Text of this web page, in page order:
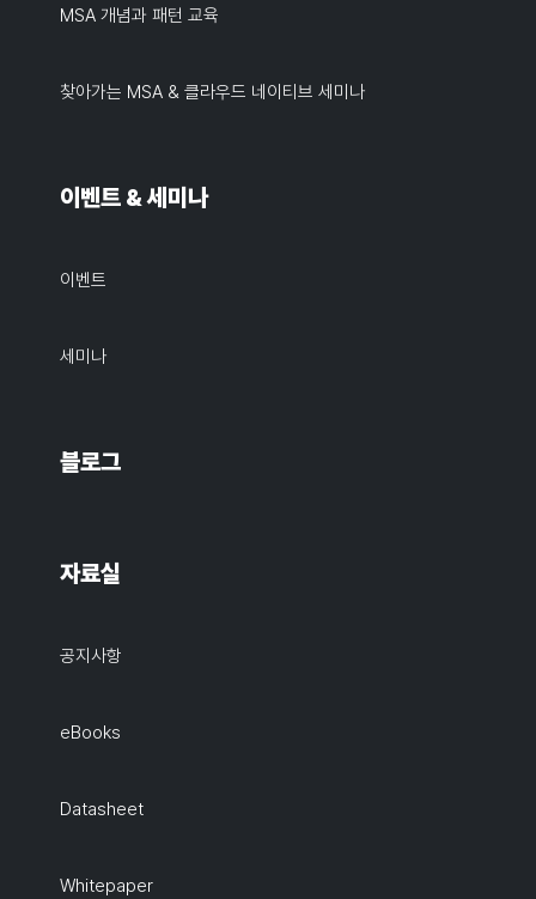
MSA 개념과 패턴 교육
찾아가는 MSA & 클라우드 네이티브 세미나
이벤트 & 세미나
이벤트
세미나
블로그
자료실
공지사항
eBooks
Datasheet
Whitepaper